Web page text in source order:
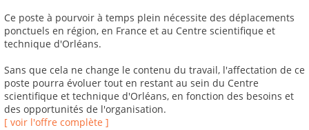
Ce poste à pourvoir à temps plein nécessite des déplacements
ponctuels en région, en France et au Centre scientifique et
technique d'Orléans.
Sans que cela ne change le contenu du travail, l'affectation de ce
poste pourra évoluer tout en restant au sein du Centre
scientifique et technique d'Orléans, en fonction des besoins et
des opportunités de l'organisation.
[ voir l'offre complète ]